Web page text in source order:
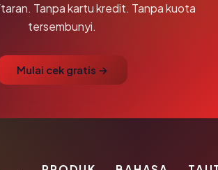
Tanpa kartu kredit. Tanpa kuota
tersembunyi.
Mulai cek gratis →